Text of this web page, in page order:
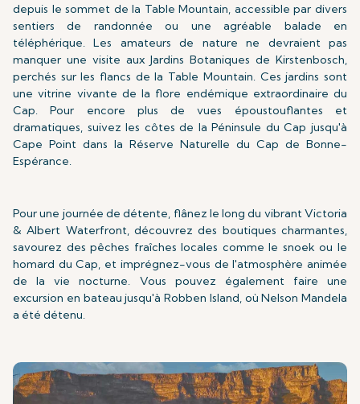
depuis le sommet de la Table Mountain, accessible par divers
sentiers de randonnée ou une agréable balade en
téléphérique. Les amateurs de nature ne devraient pas
manquer une visite aux Jardins Botaniques de Kirstenbosch,
perchés sur les flancs de la Table Mountain. Ces jardins sont
une vitrine vivante de la flore endémique extraordinaire du
Cap. Pour encore plus de vues époustouflantes et
dramatiques, suivez les côtes de la Péninsule du Cap jusqu'à
Cape Point dans la Réserve Naturelle du Cap de Bonne-
Espérance.
Pour une journée de détente, flânez le long du vibrant Victoria
& Albert Waterfront, découvrez des boutiques charmantes,
savourez des pêches fraîches locales comme le snoek ou le
homard du Cap, et imprégnez-vous de l'atmosphère animée
de la vie nocturne. Vous pouvez également faire une
excursion en bateau jusqu'à Robben Island, où Nelson Mandela
a été détenu.